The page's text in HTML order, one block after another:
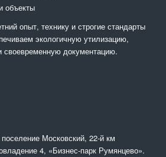
объекты
опыт, технику и строгие стандарты
экологичную утилизацию,
своевременную документацию.
Московский, 22-й км
4, «Бизнес-парк Румянцево».